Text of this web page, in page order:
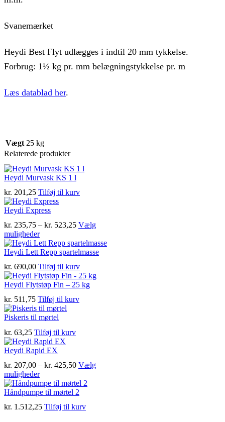
Svanemærket
Heydi Best Flyt udlægges i indtil 20 mm tykkelse.
Forbrug: 1½ kg pr. mm belægningstykkelse pr. m
Læs datablad her.
Vægt 25 kg
Relaterede produkter
Heydi Murvask KS 1 l
kr. 201,25 Tilføj til kurv
Heydi Express
kr. 235,75 – kr. 523,25Prisinterval:
til
kr. 523,25
Vælg
mulighederDette
vare
har
varianter.
Mulighederne
kan
vælges
på
varesiden
Heydi Lett Repp spartelmasse
kr. 690,00 Tilføj til kurv
Heydi Flytstøp Fin – 25 kg
kr. 511,75 Tilføj til kurv
Piskeris til mørtel
kr. 63,25 Tilføj til kurv
Heydi Rapid EX
kr. 207,00 – kr. 425,50Prisinterval:
til
kr. 425,50
Vælg
mulighederDette
vare
har
varianter.
Håndpumpe til mørtel 2
kr. 1.512,25 Tilføj til kurv